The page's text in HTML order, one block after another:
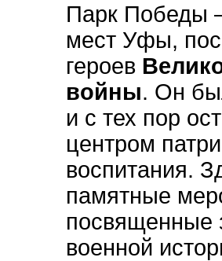
Парк Победы
мест Уфы,
героев
войны. Он
и с тех пор
центром
воспитания.
памятные
посвященные
военной